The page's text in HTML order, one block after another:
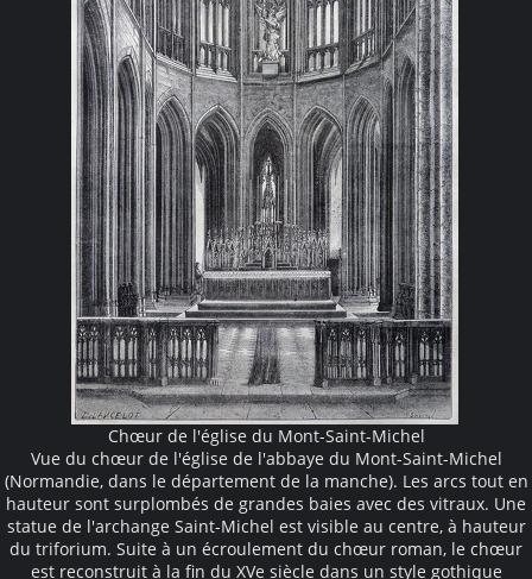
Chœur de l'église du Mont-Saint-Michel
Vue du chœur de l'église de l'abbaye du Mont-Saint-Michel
(Normandie, dans le département de la manche). Les arcs tout en
hauteur sont surplombés de grandes baies avec des vitraux. Une
statue de l'archange Saint-Michel est visible au centre, à hauteur
du triforium. Suite à un écroulement du chœur roman, le chœur
est reconstruit à la fin du XVe siècle dans un style gothique